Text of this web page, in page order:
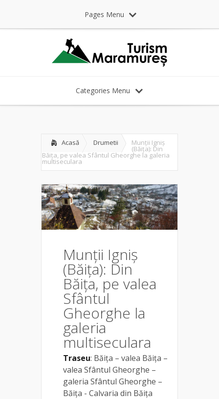
Pages Menu
Categories Menu
Acasă Drumetii Munții Igniș
(Băița): Din
Băița, pe valea Sfântul Gheorghe la galeria
multiseculara
Munții Igniș
(Băița): Din
Băița, pe valea
Sfântul
Gheorghe la
galeria
multiseculara
Traseu: Băița – valea Băița –
valea Sfântul Gheorghe –
galeria Sfântul Gheorghe –
Băița - Calvaria din Băița